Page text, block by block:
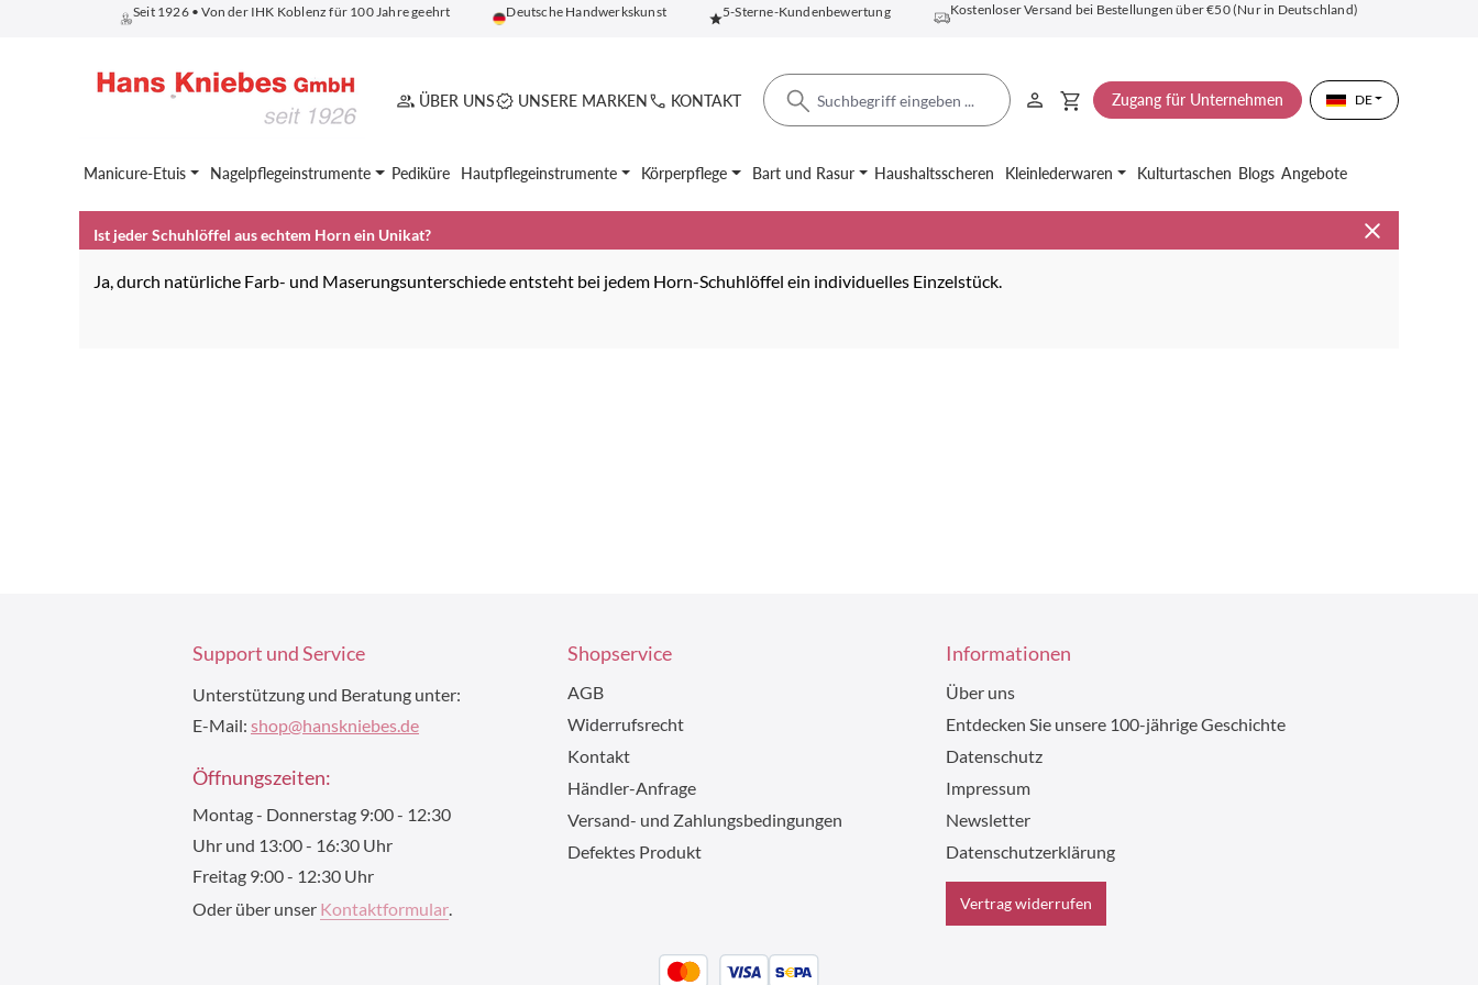
Zur Hauptnavigation springen
Seit 1926 • Von der IHK Koblenz für 100 Jahre geehrt Deutsche Handwerkskunst 5-Sterne-Kundenbewertung Kostenloser Versand bei Bestellungen über €50 (Nur in Deutschland)
ÜBER UNS UNSERE MARKEN KONTAKT Zugang für Unternehmen DE
Manicure-Etuis Nagelpflegeinstrumente Pediküre Hautpflegeinstrumente Körperpflege Bart und Rasur Haushaltsscheren Kleinlederwaren Kulturtaschen Blogs Angebote
Ist jeder Schuhlöffel aus echtem Horn ein Unikat?
Ja, durch natürliche Farb- und Maserungsunterschiede entsteht bei jedem Horn-Schuhlöffel ein individuelles Einzelstück.
Support und Service
Unterstützung und Beratung unter:
E-Mail: shop@hanskniebes.de
Öffnungszeiten:
Montag - Donnerstag 9:00 - 12:30
Uhr und 13:00 - 16:30 Uhr
Freitag 9:00 - 12:30 Uhr
Oder über unser Kontaktformular.
Shopservice
AGB
Widerrufsrecht
Kontakt
Händler-Anfrage
Versand- und Zahlungsbedingungen
Defektes Produkt
Informationen
Über uns
Entdecken Sie unsere 100-jährige Geschichte
Datenschutz
Impressum
Newsletter
Datenschutzerklärung
Vertrag widerrufen